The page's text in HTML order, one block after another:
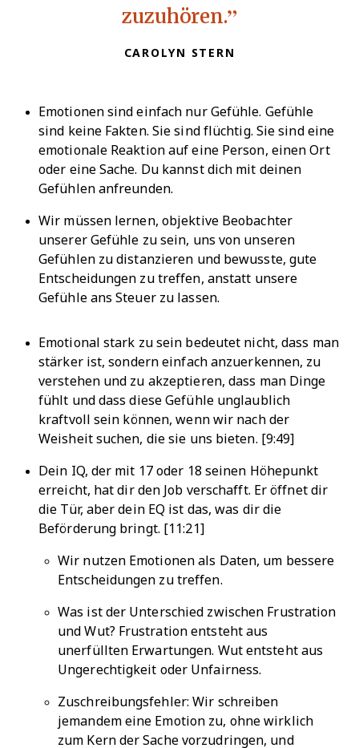
zuzuhören.
CAROLYN STERN
Emotionen sind einfach nur Gefühle. Gefühle
sind keine Fakten. Sie sind flüchtig. Sie sind eine
emotionale Reaktion auf eine Person, einen Ort
oder eine Sache. Du kannst dich mit deinen
Gefühlen anfreunden.
Wir müssen lernen, objektive Beobachter
unserer Gefühle zu sein, uns von unseren
Gefühlen zu distanzieren und bewusste, gute
Entscheidungen zu treffen, anstatt unsere
Gefühle ans Steuer zu lassen.
Emotional stark zu sein bedeutet nicht, dass man
stärker ist, sondern einfach anzuerkennen, zu
verstehen und zu akzeptieren, dass man Dinge
fühlt und dass diese Gefühle unglaublich
kraftvoll sein können, wenn wir nach der
Weisheit suchen, die sie uns bieten. [9:49]
Dein IQ, der mit 17 oder 18 seinen Höhepunkt
erreicht, hat dir den Job verschafft. Er öffnet dir
die Tür, aber dein EQ ist das, was dir die
Beförderung bringt. [11:21]
Wir nutzen Emotionen als Daten, um bessere
Entscheidungen zu treffen.
Was ist der Unterschied zwischen Frustration
und Wut? Frustration entsteht aus
unerfüllten Erwartungen. Wut entsteht aus
Ungerechtigkeit oder Unfairness.
Zuschreibungsfehler: Wir schreiben
jemandem eine Emotion zu, ohne wirklich
zum Kern der Sache vorzudringen, und